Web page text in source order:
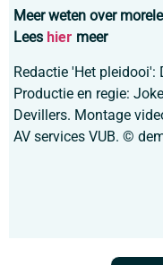
Meer weten over
Lees hier meer
Redactie 'Het pleidooi':
Productie en regie:
Devillers. Montage
AV services VUB. ©